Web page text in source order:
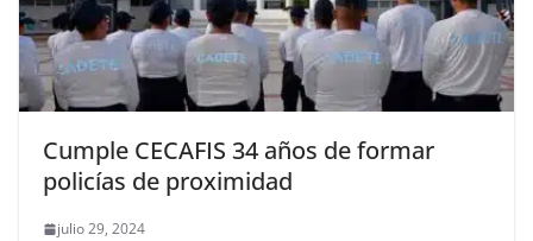
Cumple CECAFIS 34 años de formar
policías de proximidad
julio 29, 2024